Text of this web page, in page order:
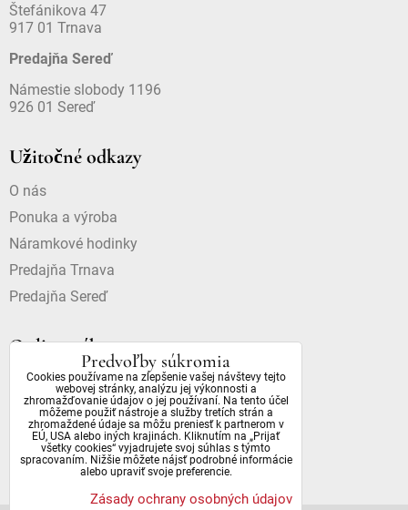
Štefánikova 47
917 01 Trnava
Predajňa Sereď
Námestie slobody 1196
926 01 Sereď
Užitočné odkazy
O nás
Ponuka a výroba
Náramkové hodinky
Predajňa Trnava
Predajňa Sereď
Online nákup
Doprava a platba
Dostupnosť a dôležité informácie
Obchodné podmienky
Ochrana osobných údajov
Predvoľby súkromia
Cookies používame na zlepšenie vašej návštevy tejto
webovej stránky, analýzu jej výkonnosti a
zhromažďovanie údajov o jej používaní. Na tento účel
môžeme použiť nástroje a služby tretích strán a
zhromaždené údaje sa môžu preniesť k partnerom v
EÚ, USA alebo iných krajinách. Kliknutím na „Prijať
všetky cookies“ vyjadrujete svoj súhlas s týmto
spracovaním. Nižšie môžete nájsť podrobné informácie
alebo upraviť svoje preferencie.
Zásady ochrany osobných údajov